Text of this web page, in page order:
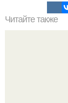
Читайте также